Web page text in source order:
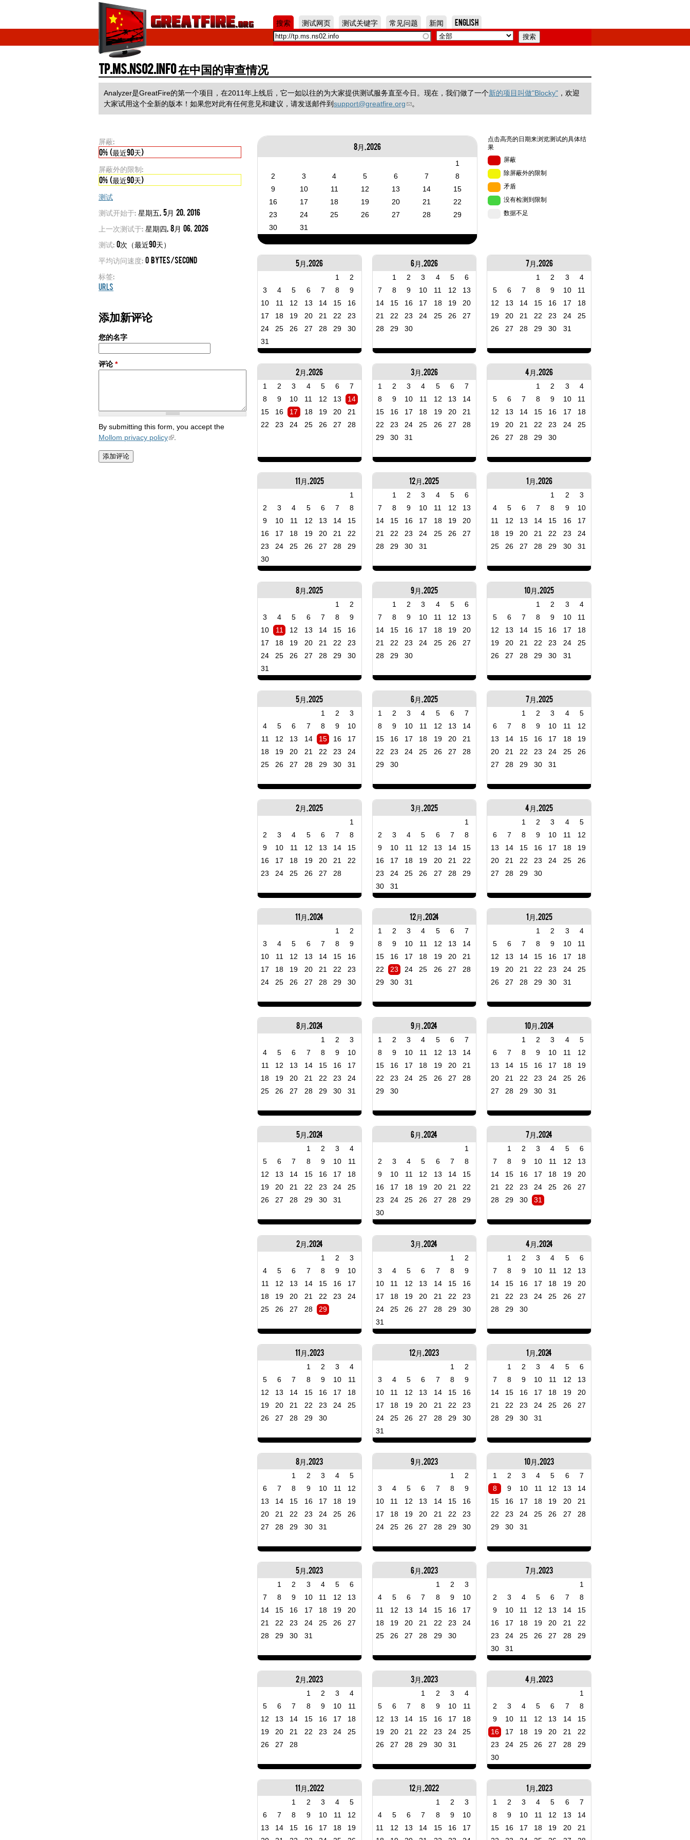
Jump to Navigation
搜索 测试网页 测试关键字 常见问题 新闻 English
tp.ms.ns02.info 在中国的审查情况
Analyzer是GreatFire的第一个项目，在2011年上线后，它一如以往的为大家提供测试服务直至今日。现在，我们做了一个新的项目叫做"Blocky" ，欢迎
大家试用这个全新的版本！如果您对此有任何意见和建议，请发送邮件到support@greatfire.org 。
点击高亮的日期来浏览测试的具体结
果
屏蔽
除屏蔽外的限制
矛盾
没有检测到限制
数据不足
8月, 2026
1
2
3 4 5 6 7
8
9
10 11 12 13 14
15
16
17 18 19 20 21
22
23
24 25 26 27 28
29
30
31
7月, 2026
1 2 3
4
5
6 7 8 9 10
11
12
13 14 15 16 17
18
19
20 21 22 23 24
25
26
27 28 29 30 31
6月, 2026
1 2 3 4 5
6
7
8 9 10 11 12
13
14
15 16 17 18 19
20
21
22 23 24 25 26
27
28
29 30
5月, 2026
1
2
3
4 5 6 7 8
9
10
11 12 13 14 15
16
17
18 19 20 21 22
23
24
25 26 27 28 29
30
31
4月, 2026
1 2 3
4
5
6 7 8 9 10
11
12
13 14 15 16 17
18
19
20 21 22 23 24
25
26
27 28 29 30
3月, 2026
1 2 3 4 5 6
7
8
9 10 11 12 13
14
15
16 17 18 19 20
21
22
23 24 25 26 27
28
29
30 31
2月, 2026
1 2 3 4 5 6
7
8
9 10 11 12 13
14
15
16 17 18 19 20
21
22
23 24 25 26 27 28
1月, 2026
1 2
3
4
5 6 7 8 9
10
11
12 13 14 15 16
17
18
19 20 21 22 23
24
25
26 27 28 29 30 31
12月, 2025
1 2 3 4 5
6
7
8 9 10 11 12
13
14
15 16 17 18 19
20
21
22 23 24 25 26
27
28
29 30 31
11月, 2025
1
2
3 4 5 6 7
8
9
10 11 12 13 14
15
16
17 18 19 20 21
22
23
24 25 26 27 28
29
30
10月, 2025
1 2 3
4
5
6 7 8 9 10
11
12
13 14 15 16 17
18
19
20 21 22 23 24
25
26
27 28 29 30 31
9月, 2025
1 2 3 4 5
6
7
8 9 10 11 12
13
14
15 16 17 18 19
20
21
22 23 24 25 26
27
28
29 30
8月, 2025
1
2
3
4 5 6 7 8
9
10
11 12 13 14 15
16
17
18 19 20 21 22
23
24
25 26 27 28 29
30
31
7月, 2025
1 2 3 4
5
6
7 8 9 10 11
12
13
14 15 16 17 18
19
20
21 22 23 24 25
26
27
28 29 30 31
6月, 2025
1 2 3 4 5 6
7
8
9 10 11 12 13
14
15
16 17 18 19 20
21
22
23 24 25 26 27
28
29
30
5月, 2025
1 2
3
4
5 6 7 8 9
10
11
12 13 14 15 16
17
18
19 20 21 22 23
24
25
26 27 28 29 30 31
4月, 2025
1 2 3 4
5
6
7 8 9 10 11
12
13
14 15 16 17 18
19
20
21 22 23 24 25
26
27
28 29 30
3月, 2025
1
2
3 4 5 6 7
8
9
10 11 12 13 14
15
16
17 18 19 20 21
22
23
24 25 26 27 28
29
30
31
2月, 2025
1
2
3 4 5 6 7
8
9
10 11 12 13 14
15
16
17 18 19 20 21
22
23
24 25 26 27 28
1月, 2025
1 2 3
4
5
6 7 8 9 10
11
12
13 14 15 16 17
18
19
20 21 22 23 24
25
26
27 28 29 30 31
12月, 2024
1 2 3 4 5 6
7
8
9 10 11 12 13
14
15
16 17 18 19 20
21
22
23 24 25 26 27
28
29
30 31
11月, 2024
1
2
3
4 5 6 7 8
9
10
11 12 13 14 15
16
17
18 19 20 21 22
23
24
25 26 27 28 29 30
10月, 2024
1 2 3 4
5
6
7 8 9 10 11
12
13
14 15 16 17 18
19
20
21 22 23 24 25
26
27
28 29 30 31
9月, 2024
1 2 3 4 5 6
7
8
9 10 11 12 13
14
15
16 17 18 19 20
21
22
23 24 25 26 27
28
29
30
8月, 2024
1 2
3
4
5 6 7 8 9
10
11
12 13 14 15 16
17
18
19 20 21 22 23
24
25
26 27 28 29 30 31
7月, 2024
1 2 3 4 5
6
7
8 9 10 11 12
13
14
15 16 17 18 19
20
21
22 23 24 25 26
27
28
29 30 31
6月, 2024
1
2
3 4 5 6 7
8
9
10 11 12 13 14
15
16
17 18 19 20 21
22
23
24 25 26 27 28
29
30
5月, 2024
1 2 3
4
5
6 7 8 9 10
11
12
13 14 15 16 17
18
19
20 21 22 23 24
25
26
27 28 29 30 31
4月, 2024
1 2 3 4 5
6
7
8 9 10 11 12
13
14
15 16 17 18 19
20
21
22 23 24 25 26
27
28
29 30
3月, 2024
1
2
3
4 5 6 7 8
9
10
11 12 13 14 15
16
17
18 19 20 21 22
23
24
25 26 27 28 29
30
31
2月, 2024
1 2
3
4
5 6 7 8 9
10
11
12 13 14 15 16
17
18
19 20 21 22 23
24
25
26 27 28 29
1月, 2024
1 2 3 4 5
6
7
8 9 10 11 12
13
14
15 16 17 18 19
20
21
22 23 24 25 26
27
28
29 30 31
12月, 2023
1
2
3
4 5 6 7 8
9
10
11 12 13 14 15
16
17
18 19 20 21 22
23
24
25 26 27 28 29
30
31
11月, 2023
1 2 3
4
5
6 7 8 9 10
11
12
13 14 15 16 17
18
19
20 21 22 23 24
25
26
27 28 29 30
10月, 2023
1 2 3 4 5 6
7
8
9 10 11 12 13
14
15
16 17 18 19 20
21
22
23 24 25 26 27
28
29
30 31
9月, 2023
1
2
3
4 5 6 7 8
9
10
11 12 13 14 15
16
17
18 19 20 21 22
23
24
25 26 27 28 29 30
8月, 2023
1 2 3 4
5
6
7 8 9 10 11
12
13
14 15 16 17 18
19
20
21 22 23 24 25
26
27
28 29 30 31
7月, 2023
1
2
3 4 5 6 7
8
9
10 11 12 13 14
15
16
17 18 19 20 21
22
23
24 25 26 27 28
29
30
31
6月, 2023
1 2
3
4
5 6 7 8 9
10
11
12 13 14 15 16
17
18
19 20 21 22 23
24
25
26 27 28 29 30
5月, 2023
1 2 3 4 5
6
7
8 9 10 11 12
13
14
15 16 17 18 19
20
21
22 23 24 25 26
27
28
29 30 31
4月, 2023
1
2
3 4 5 6 7
8
9
10 11 12 13 14
15
16
17 18 19 20 21
22
23
24 25 26 27 28
29
30
3月, 2023
1 2 3
4
5
6 7 8 9 10
11
12
13 14 15 16 17
18
19
20 21 22 23 24
25
26
27 28 29 30 31
2月, 2023
1 2 3
4
5
6 7 8 9 10
11
12
13 14 15 16 17
18
19
20 21 22 23 24
25
26
27 28
1月, 2023
1 2 3 4 5 6
7
8
9 10 11 12 13
14
15
16 17 18 19 20
21
12月, 2022
1 2
3
4
5 6 7 8 9
10
11
12 13 14 15 16
17
11月, 2022
1 2 3 4
5
6
7 8 9 10 11
12
13
14 15 16 17 18
19
屏蔽:
0% (最近90天)
屏蔽外的限制:
0% (最近90天)
测试
测试开始于: 星期五, 5月 20, 2016
上一次测试于: 星期四, 8月 06, 2026
测试: 0次（最近90天）
平均访问速度: 0 bytes/second
标签:
URLs
添加新评论
您的名字
评论 *
By submitting this form, you accept the
Mollom privacy policy